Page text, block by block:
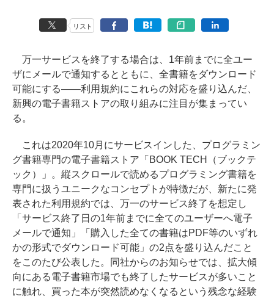
リスト
万一サービスを終了する場合は、1年前までに全ユー
ザにメールで通知するとともに、全書籍をダウンロード
可能にする――利用規約にこれらの対応を盛り込んだ、
新興の電子書籍ストアの取り組みに注目が集まってい
る。
これは2020年10月にサービスインした、プログラミン
グ書籍専門の電子書籍ストア「BOOK TECH（ブックテ
ック）」。縦スクロールで読めるプログラミング書籍を
専門に扱うユニークなコンセプトが特徴だが、新たに発
表された利用規約では、万一のサービス終了を想定し
「サービス終了日の1年前までに全てのユーザーへ電子
メールで通知」「購入した全ての書籍はPDF等のいずれ
かの形式でダウンロード可能」の2点を盛り込んだこと
をこのたび公表した。同社からのお知らせでは、拡大傾
向にある電子書籍市場でも終了したサービスが多いこと
に触れ、買った本が突然読めなくなるという残念な経験